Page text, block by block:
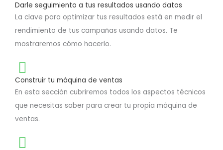
Darle seguimiento a tus resultados usando datos
La clave para optimizar tus resultados está en medir el
rendimiento de tus campañas usando datos. Te
mostraremos cómo hacerlo.
Construir tu máquina de ventas
En esta sección cubriremos todos los aspectos técnicos
que necesitas saber para crear tu propia máquina de
ventas.